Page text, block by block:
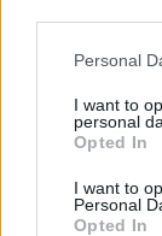
Please note
not limited to
grant or deny
use your data
consent section.
Personal
I want to
personal
Opted In
I want to
Personal
Opted In
a
minden
is
írta a